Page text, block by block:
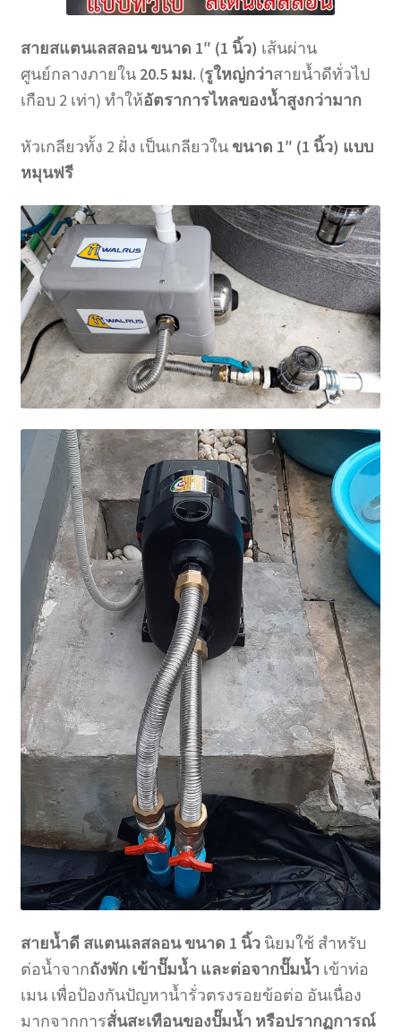
สายสแตนเลสลอน ขนาด 1″ (1 นิ้ว) เส้นผ่าน
ศูนย์กลางภายใน 20.5 มม. (รูใหญ่กว่าสายน้ำดีทั่วไป
เกือบ 2 เท่า) ทำให้อัตราการไหลของน้ำสูงกว่ามาก
หัวเกลียวทั้ง 2 ฝั่ง เป็นเกลียวใน ขนาด 1″ (1 นิ้ว) แบบ
หมุนฟรี
สายน้ำดี สแตนเลสลอน ขนาด 1 นิ้ว นิยมใช้ สำหรับ
ต่อน้ำจากถังพัก เข้าปั๊มน้ำ และต่อจากปั๊มน้ำ เข้าท่อ
เมน เพื่อป้องกันปัญหาน้ำรั่วตรงรอยข้อต่อ อันเนื่อง
มากจากการสั่นสะเทือนของปั๊มน้ำ หรือปรากฏการณ์